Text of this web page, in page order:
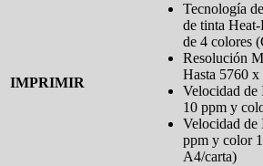
IMPRIMIR
Tecnología
de tinta
de 4 colores
Resolución
Hasta 5760
Velocidad de
10 ppm y
Velocidad de
ppm y color
A4/carta)